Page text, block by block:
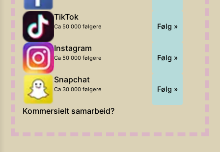
TikTok
Ca 50 000 følgere Følg »
Instagram
Ca 50 000 følgere Følg »
Snapchat
Ca 30 000 følgere Følg »
Kommersielt samarbeid?